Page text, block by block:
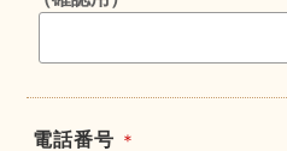
電話番号 ＊